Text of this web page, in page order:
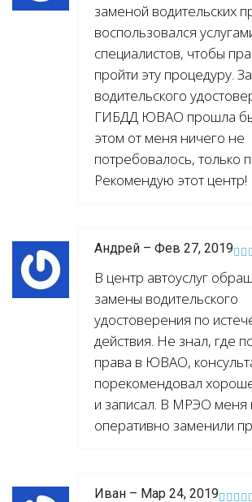
заменой водительских
воспользовался
специалистов, чтобы
пройти эту процедуру.
водительского
ГИБДД ЮВАО прошла
этом от меня ничего не
потребовалось, только
Рекомендую этот центр!
Андрей – Фев 27, 2019
В центр автоуслуг
замены водительского
удостоверения по
действия. Не знал, где
права в ЮВАО,
порекомендовал
и записал. В МРЭО меня
оперативно заменили
Иван – Мар 24, 2019